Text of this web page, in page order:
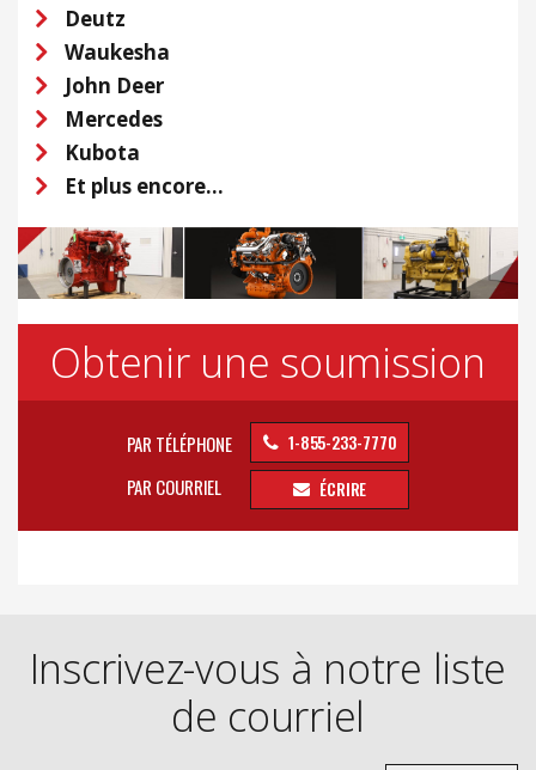
Deutz
Waukesha
John Deer
Mercedes
Kubota
Et plus encore...
Obtenir une soumission
PAR TÉLÉPHONE
PAR COURRIEL
1-855-233-7770
ÉCRIRE
Inscrivez-vous à notre liste
de courriel